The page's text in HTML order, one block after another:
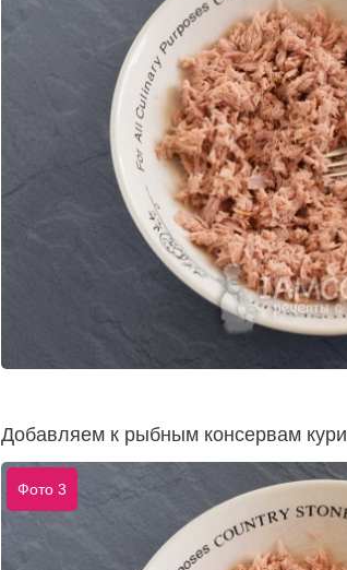
Добавляем к рыбным консервам
Фото 3